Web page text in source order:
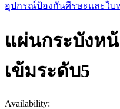
อุปกรณ์ป้องกันศีรษะและใบ
แผ่นกระบังห
เข้มระดับ5
Availability: